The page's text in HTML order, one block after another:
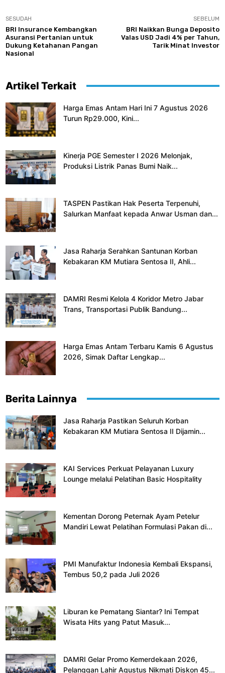
SESUDAH
BRI Insurance Kembangkan
Asuransi Pertanian untuk
Dukung Ketahanan Pangan
Nasional
SEBELUM
BRI Naikkan Bunga Deposito
Valas USD Jadi 4% per Tahun,
Tarik Minat Investor
Artikel Terkait
Harga Emas Antam Hari Ini 7 Agustus 2026
Turun Rp29.000, Kini...
Kinerja PGE Semester I 2026 Melonjak,
Produksi Listrik Panas Bumi Naik...
TASPEN Pastikan Hak Peserta Terpenuhi,
Salurkan Manfaat kepada Anwar Usman dan...
Jasa Raharja Serahkan Santunan Korban
Kebakaran KM Mutiara Sentosa II, Ahli...
DAMRI Resmi Kelola 4 Koridor Metro Jabar
Trans, Transportasi Publik Bandung...
Harga Emas Antam Terbaru Kamis 6 Agustus
2026, Simak Daftar Lengkap...
Berita Lainnya
Jasa Raharja Pastikan Seluruh Korban
Kebakaran KM Mutiara Sentosa II Dijamin...
KAI Services Perkuat Pelayanan Luxury
Lounge melalui Pelatihan Basic Hospitality
Kementan Dorong Peternak Ayam Petelur
Mandiri Lewat Pelatihan Formulasi Pakan di...
PMI Manufaktur Indonesia Kembali Ekspansi,
Tembus 50,2 pada Juli 2026
Liburan ke Pematang Siantar? Ini Tempat
Wisata Hits yang Patut Masuk...
DAMRI Gelar Promo Kemerdekaan 2026,
Pelanggan Lahir Agustus Nikmati Diskon 45...